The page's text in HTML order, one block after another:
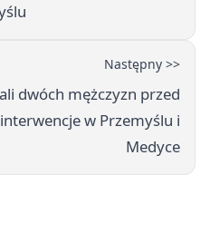
Następny >>
dwóch mężczyzn przed
w Przemyślu i
Medyce